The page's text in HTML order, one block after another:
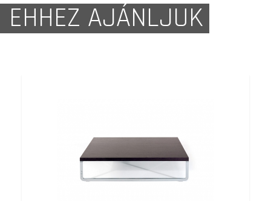
EHHEZ AJÁNLJUK